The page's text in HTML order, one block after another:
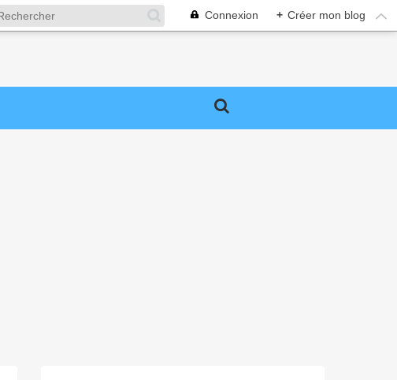
Connexion + Créer mon blog